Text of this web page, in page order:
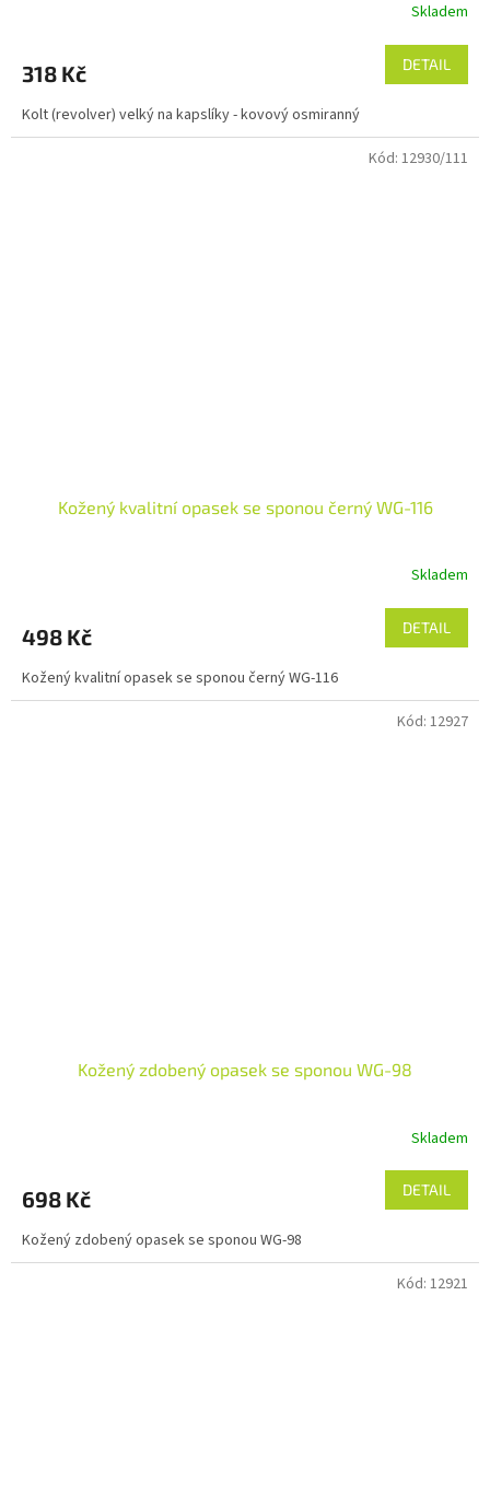
je
z
5
Skladem
318 Kč DETAIL
Kolt (revolver) velký na kapslíky - kovový osmiranný
Kožený kvalitní opasek se sponou černý WG-116
Skladem
498 Kč DETAIL
Kožený kvalitní opasek se sponou černý WG-116
Kód: 12930/111
Kožený zdobený opasek se sponou WG-98
Skladem
698 Kč DETAIL
Kožený zdobený opasek se sponou WG-98
Kód: 12927
Kód: 12921